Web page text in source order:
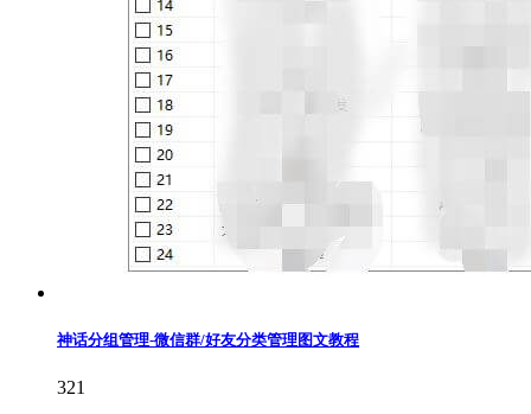
神话分组管理-微信群/好友分类管理图文教程
321